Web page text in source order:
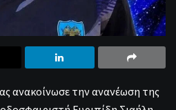
ανακοίνωσε την ανανέωση της